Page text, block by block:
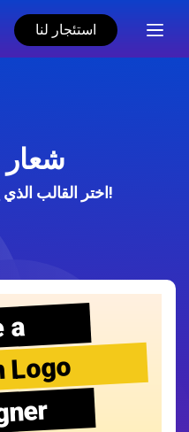
استئجار لنا
شعار
اختر القالب الذي يناسبك بشكل أفضل!
a
Logo